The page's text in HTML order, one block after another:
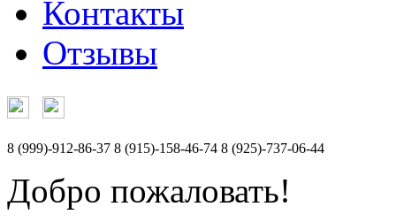
Контакты
Отзывы
8 (999)-912-86-37 8 (915)-158-46-74 8 (925)-737-06-44
Добро пожаловать!